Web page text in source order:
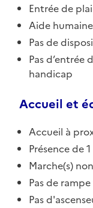
Entrée de
Aide
Pas de
Pas d’entrée
handicap
Accueil et
Accueil à
Présence de
Marche(s)
Pas de
Pas